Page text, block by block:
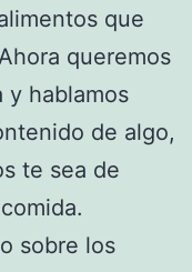
que
queremos
y hablamos
de algo,
te sea de
sobre los